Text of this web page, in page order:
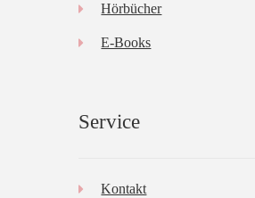
Hörbücher
E-Books
Service
Kontakt